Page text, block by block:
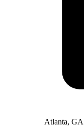
Atlanta, GA